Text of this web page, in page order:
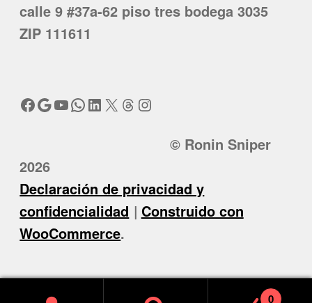
calle 9 #37a-62 piso tres bodega 3035
ZIP 111611
Facebook
Google
YouTube
WhatsApp
LinkedIn
X Threads
Instagram
© Ronin Sniper
2026
Declaración de privacidad y
confidencialidad
Construido con
WooCommerce.
0